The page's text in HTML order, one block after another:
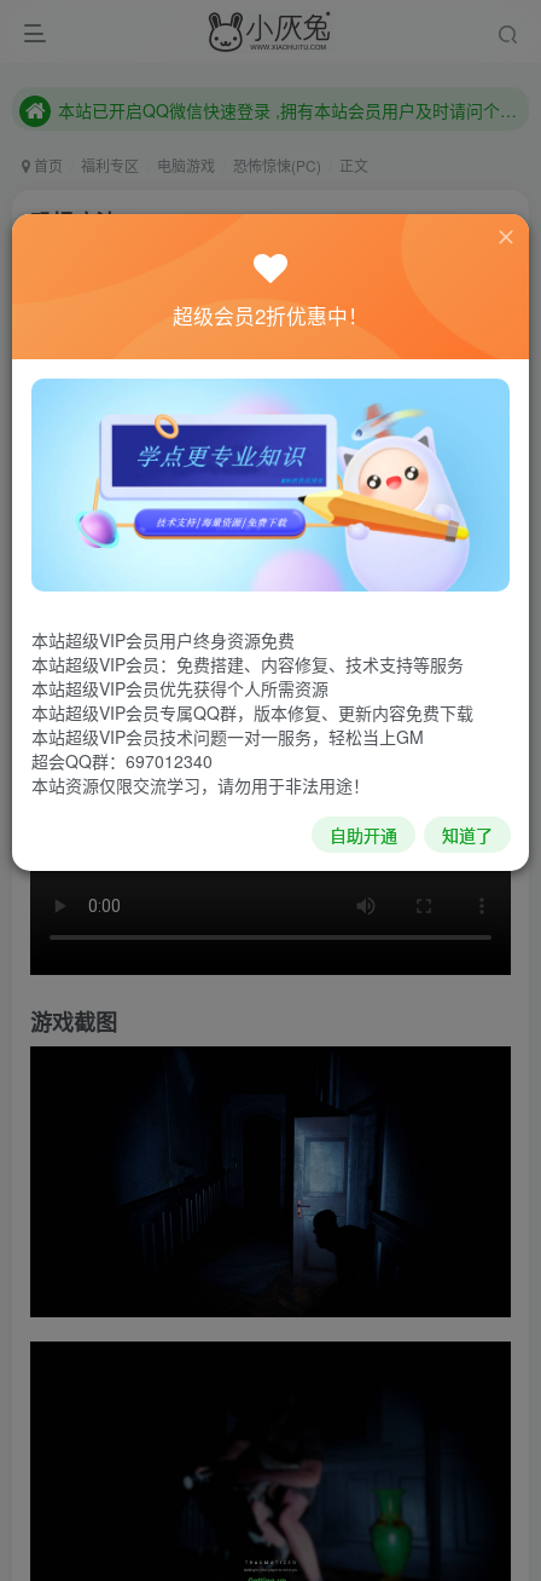
本站已开启QQ微信快速登录 ,拥有本站会员用户及时请问个人中心绑定！
首页 福利专区 电脑游戏 恐怖惊悚(PC) 正文
恐惧疗法/Fear Therapy
联网教程： 内附教程
单机教程： 内附教程
不懂的话联系客服！！！
本站的资源转载自国内外各大媒体和网络，仅供试玩体
验。如果您喜欢该游戏内容，请支持正版 →→→正版购买
游戏介绍
《恐惧疗法》是一款多人(1-4)单人心理恐怖游戏。尝试
生气，没有什么能阻止它。
游戏视频
游戏截图
超级会员2折优惠中！
本站超级VIP会员用户终身资源免费
本站超级VIP会员：免费搭建、内容修复、技术支持等服务
本站超级VIP会员优先获得个人所需资源
本站超级VIP会员专属QQ群，版本修复、更新内容免费下载
本站超级VIP会员技术问题一对一服务，轻松当上GM
超会QQ群：697012340
本站资源仅限交流学习，请勿用于非法用途！
自助开通 知道了